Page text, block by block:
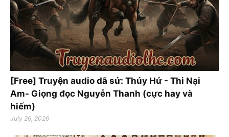
[Free] Truyện audio dã sử: Thủy Hử - Thi Nại
Am- Giọng đọc Nguyễn Thanh (cực hay và
hiếm)
July 26, 2026